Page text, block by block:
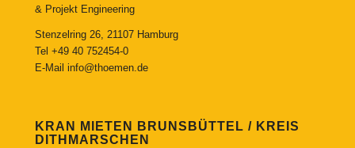
& Projekt Engineering
Stenzelring 26, 21107 Hamburg
Tel +49 40 752454-0
E-Mail info@thoemen.de
KRAN MIETEN BRUNSBÜTTEL / KREIS
DITHMARSCHEN